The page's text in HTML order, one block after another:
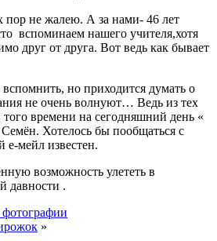
пор не жалею. А за нами- 46 лет
вспоминаем нашего учителя,хотя
друг от друга. Вот ведь как бывает
но приходится думать о
не очень волнуют… Ведь из тех
того времени на сегодняшний день «
Хотелось бы пообщаться с
мейл известен.
возможность улететь в
давности .
»